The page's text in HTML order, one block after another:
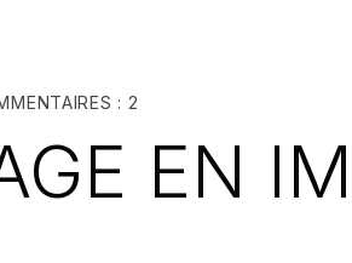
EN
BY: : 2